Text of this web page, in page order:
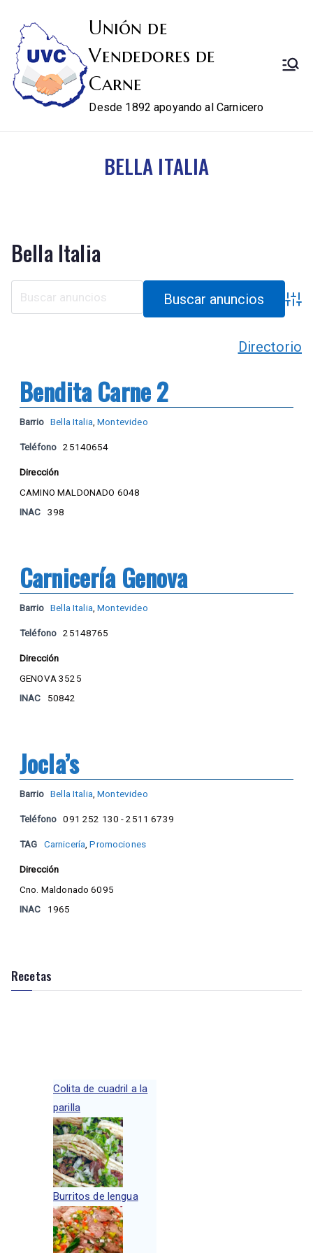
Unión de
Vendedores de
Carne
Desde 1892 apoyando al Carnicero
BELLA ITALIA
Bella Italia
Directorio
Bendita Carne 2
Barrio Bella Italia ,Montevideo
Teléfono 25140654
Dirección
CAMINO MALDONADO 6048
INAC
398
Carnicería Genova
Barrio Bella Italia ,Montevideo
Teléfono 25148765
Dirección
GENOVA 3525
INAC
50842
Jocla’s
Barrio Bella Italia ,Montevideo
Teléfono 091 252 130 - 2511 6739
TAG Carnicería ,Promociones
Dirección
Cno. Maldonado 6095
INAC
1965
Recetas
Colita de cuadril a la
parilla
Burritos de lengua